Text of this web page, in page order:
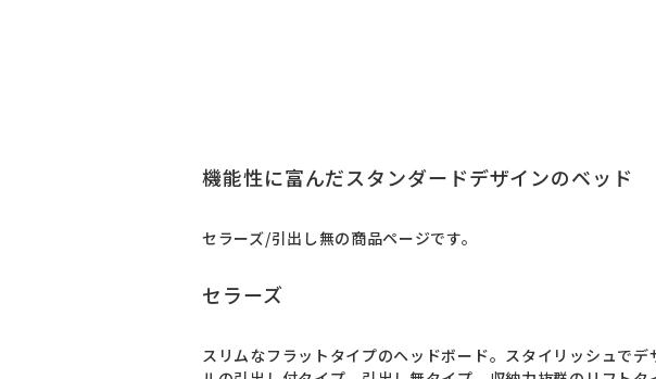
機能性に富んだスタンダードデザインのベッド
セラーズ/引出し無の商品ページです。
セラーズ
スリムなフラットタイプのヘッドボード。スタイリッシュで